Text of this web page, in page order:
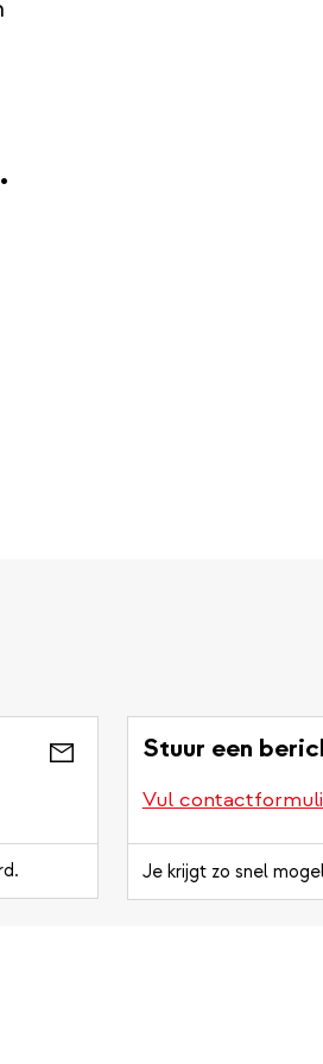
Stuur een
Vul
Je krijgt zo snel